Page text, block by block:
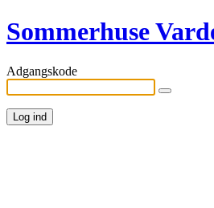
Sommerhuse
Adgangskode